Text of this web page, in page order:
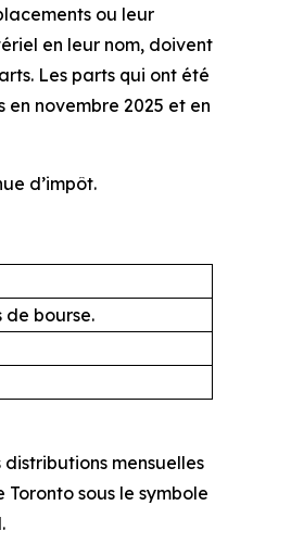
ou leur
en leur nom, doivent
Les parts qui ont été
novembre 2025 et en
d’impôt.
bourse.
mensuelles
sous le symbole